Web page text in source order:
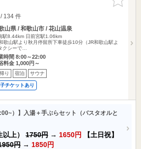
りに追加
134 件
山県 / 和歌山市 / 花山温泉
駅8.44km 日前宮駅1.06km
歌山駅より秋月停留所下車徒歩10分（JR和歌山駅よ
クシーで…
時間 8:00～22:00
料金 1,000円～
り 宿泊 サウナ
チケットあり
）】入湯＋手ぶらセット（バスタオルと
以上） 1750円 → 1650円
【土日祝】
円 → 1850円